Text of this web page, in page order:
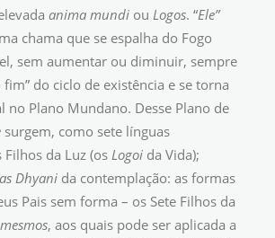
anima mundi ou Logos. “Ele”
chama que se espalha do Fogo
sem aumentar ou diminuir, sempre
do ciclo de existência e se torna
no Plano Mundano. Desse Plano de
surgem, como sete línguas
da Luz (os Logoi da Vida);
Dhyani da contemplação: as formas
Pais sem forma – os Sete Filhos da
, aos quais pode ser aplicada a